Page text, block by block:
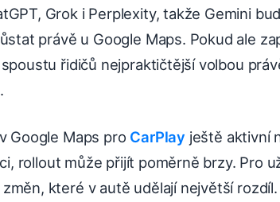
Grok i Perplexity, takže Gemini
právě u Google Maps. Pokud ale
řidičů nejpraktičtější volbou
Google Maps pro CarPlay ještě aktivní
rollout může přijít poměrně brzy. Pro
které v autě udělají největší rozdíl.